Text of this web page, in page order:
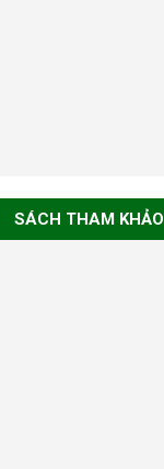
SÁCH THAM KHẢO